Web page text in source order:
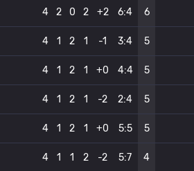
4 2 0 2 +2 6:4 6
4 1 2 1 -1 3:4 5
4 1 2 1 +0 4:4 5
4 1 2 1 -2 2:4 5
4 1 2 1 +0 5:5 5
4 1 1 2 -2 5:7 4